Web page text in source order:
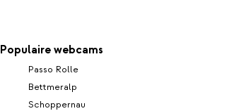
Populaire webcams
Passo Rolle
Bettmeralp
Schoppernau